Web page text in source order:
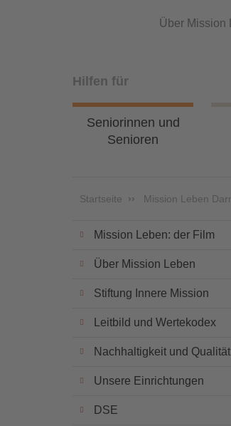
Über Mission
Hilfen für
Seniorinnen und
Senioren
Startseite Mission Leben
Mission Leben: der Film
Über Mission Leben
Stiftung Innere Mission
Leitbild und Wertekodex
Nachhaltigkeit und Qualität
Unsere Einrichtungen
DSE